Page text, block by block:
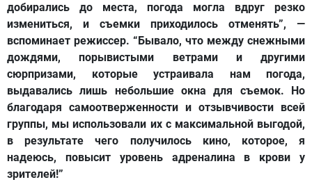
добирались до места, погода могла вдруг резко
измениться, и съемки приходилось отменять”, —
вспоминает режиссер. “Бывало, что между снежными
дождями, порывистыми ветрами и другими
сюрпризами, которые устраивала нам погода,
выдавались лишь небольшие окна для съемок. Но
благодаря самоотверженности и отзывчивости всей
группы, мы использовали их с максимальной выгодой,
в результате чего получилось кино, которое, я
надеюсь, повысит уровень адреналина в крови у
зрителей!”